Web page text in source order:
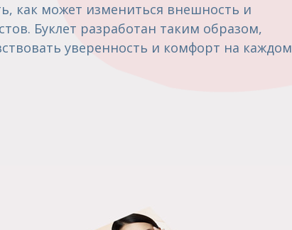
как может измениться внешность и
Буклет разработан таким образом,
уверенность и комфорт на каждом